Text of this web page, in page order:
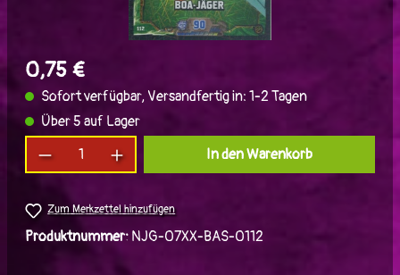
0,75 €
Sofort verfügbar, Versandfertig in: 1-2 Tagen
Über 5 auf Lager
Produkt Anzahl: Gib den gewünschten Wert
In den Warenkorb
Zum Merkzettel hinzufügen
Produktnummer: NJG-07XX-BAS-0112